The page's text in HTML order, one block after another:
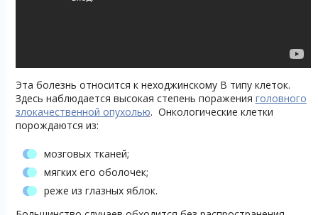
Эта болезнь относится к неходжинскому B типу клеток.
Здесь наблюдается высокая степень поражения головного
злокачественной опухолью. Онкологические клетки
порождаются из:
мозговых тканей;
мягких его оболочек;
реже из глазных яблок.